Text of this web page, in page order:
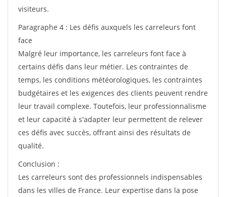
visiteurs.
Paragraphe 4 : Les défis auxquels les carreleurs font
face
Malgré leur importance, les carreleurs font face à
certains défis dans leur métier. Les contraintes de
temps, les conditions météorologiques, les contraintes
budgétaires et les exigences des clients peuvent rendre
leur travail complexe. Toutefois, leur professionnalisme
et leur capacité à s'adapter leur permettent de relever
ces défis avec succès, offrant ainsi des résultats de
qualité.
Conclusion :
Les carreleurs sont des professionnels indispensables
dans les villes de France. Leur expertise dans la pose